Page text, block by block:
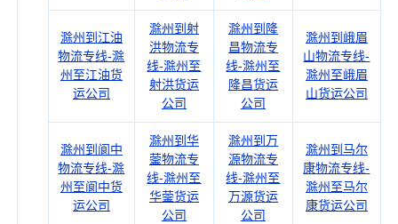
滁州到江油
物流专线-滁
州至江油货
运公司
滁州到射
洪物流专
线-滁州至
射洪货运
公司
滁州到隆
昌物流专
线-滁州至
隆昌货运
公司
滁州到峨眉
山物流专线-
滁州至峨眉
山货运公司
滁州到阆中
物流专线-滁
州至阆中货
运公司
滁州到华
蓥物流专
线-滁州至
华蓥货运
公司
滁州到万
源物流专
线-滁州至
万源货运
公司
滁州到马尔
康物流专线-
滁州至马尔
康货运公司